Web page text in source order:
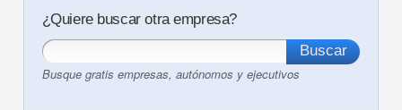
¿Quiere buscar otra empresa?
Busque gratis empresas, autónomos y ejecutivos